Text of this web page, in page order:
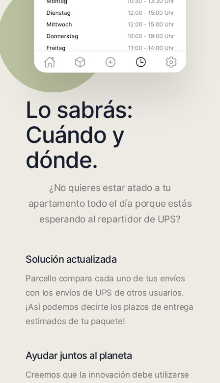
Lo sabrás:
Cuándo y
dónde.
¿No quieres estar atado a tu
apartamento todo el día porque estás
esperando al repartidor de UPS?
Solución actualizada
Parcello compara cada uno de tus envíos
con los envíos de UPS de otros usuarios.
¡Así podemos decirte los plazos de entrega
estimados de tu paquete!
Ayudar juntos al planeta
Creemos que la innovación debe utilizarse